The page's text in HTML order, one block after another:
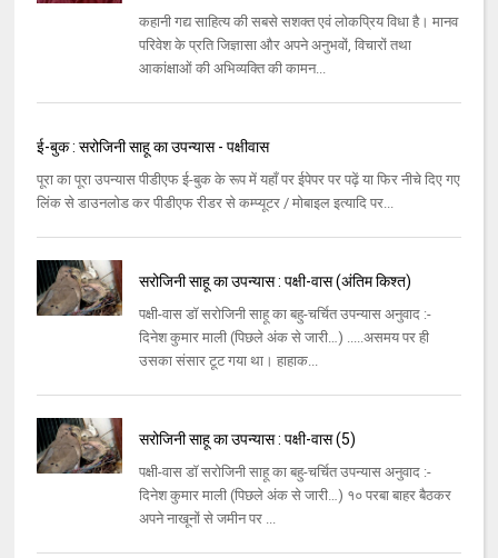
कहानी गद्य साहित्‍य की सबसे सशक्‍त एवं लोकप्रिय विधा है। मानव
परिवेश के प्रति जिज्ञासा और अपने अनुभवों, विचारों तथा
आकांक्षाओं की अभिव्‍यक्‍ति की कामन...
ई-बुक : सरोजिनी साहू का उपन्यास - पक्षीवास
पूरा का पूरा उपन्यास पीडीएफ ई-बुक के रूप में यहाँ पर ईपेपर पर पढ़ें या फिर नीचे दिए गए
लिंक से डाउनलोड कर पीडीएफ रीडर से कम्प्यूटर / मोबाइल इत्यादि पर...
सरोजिनी साहू का उपन्यास : पक्षी-वास (अंतिम किश्त)
पक्षी-वास डॉ सरोजिनी साहू का बहु-चर्चित उपन्यास अनुवाद :-
दिनेश कुमार माली (पिछले अंक से जारी…) .....असमय पर ही
उसका संसार टूट गया था। हाहाक...
सरोजिनी साहू का उपन्यास : पक्षी-वास (5)
पक्षी-वास डॉ सरोजिनी साहू का बहु-चर्चित उपन्यास अनुवाद :-
दिनेश कुमार माली (पिछले अंक से जारी…) १० परबा बाहर बैठकर
अपने नाखूनों से जमीन पर ...